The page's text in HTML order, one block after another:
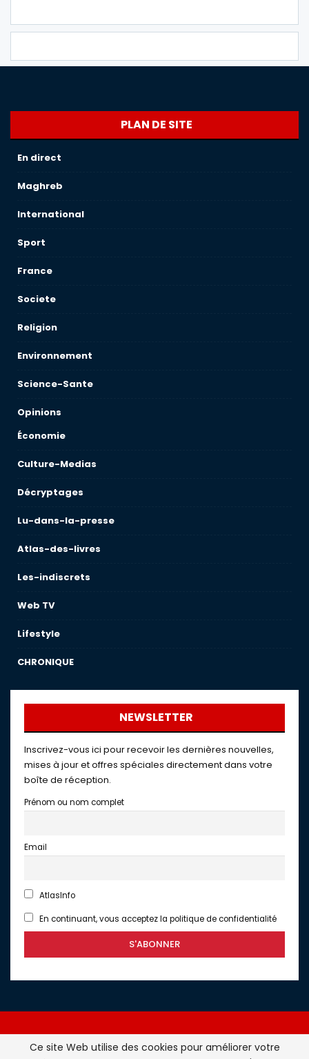
PLAN DE SITE
En direct
Maghreb
International
Sport
France
Societe
Religion
Environnement
Science-Sante
Opinions
Économie
Culture-Medias
Décryptages
Lu-dans-la-presse
Atlas-des-livres
Les-indiscrets
Web TV
Lifestyle
CHRONIQUE
NEWSLETTER
Inscrivez-vous ici pour recevoir les dernières nouvelles,
mises à jour et offres spéciales directement dans votre
boîte de réception.
Prénom ou nom complet
Email
AtlasInfo
En continuant, vous acceptez la politique de confidentialité
Ce site Web utilise des cookies pour améliorer votre